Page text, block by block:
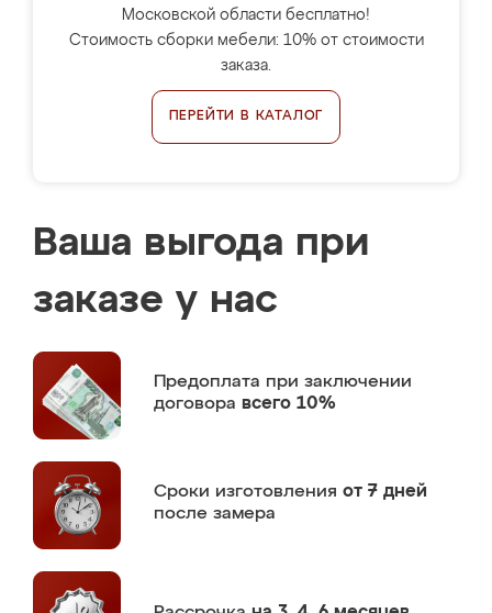
Московской области бесплатно!
Стоимость сборки мебели: 10% от стоимости
заказа.
ПЕРЕЙТИ В КАТАЛОГ
Ваша выгода при
заказе у нас
Предоплата при заключении
договора всего 10%
Сроки изготовления от 7 дней
после замера